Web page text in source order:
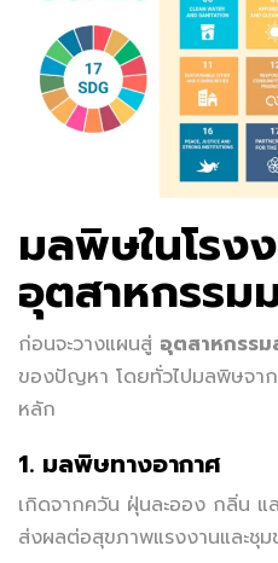
มลพิษในโรง
อุตสาหกรรม
ก่อนจะวางแผนสู่ อุตสาหกรรม
ของปัญหา โดยทั่วไปมลพิษจา
หลัก
1. มลพิษทางอากาศ
เกิดจากควัน ฝุ่นละออง กลิ่น แ
ส่งผลต่อสุขภาพแรงงานและชุม